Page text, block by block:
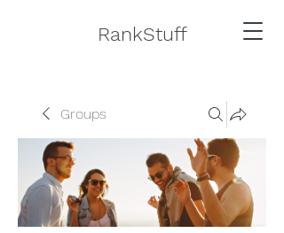
RankStuff
Groups